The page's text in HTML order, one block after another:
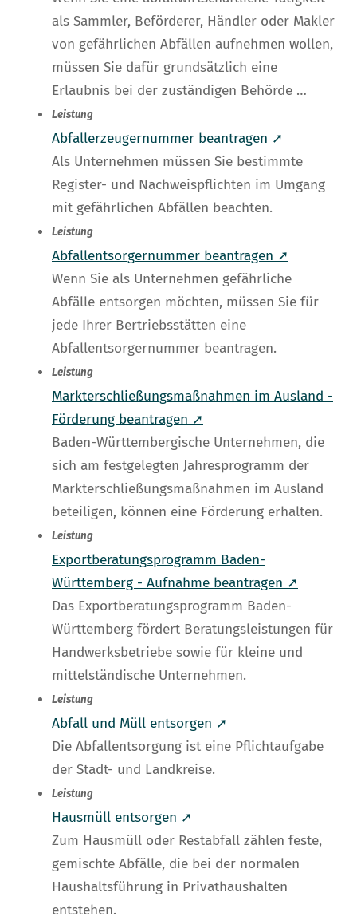
als Sammler, Beförderer, Händler oder Makler
von gefährlichen Abfällen aufnehmen wollen,
müssen Sie dafür grundsätzlich eine
Erlaubnis bei der zuständigen Behörde …
Leistung
Abfallerzeugernummer beantragen ➚
Als Unternehmen müssen Sie bestimmte
Register- und Nachweispflichten im Umgang
mit gefährlichen Abfällen beachten.
Leistung
Abfallentsorgernummer beantragen ➚
Wenn Sie als Unternehmen gefährliche
Abfälle entsorgen möchten, müssen Sie für
jede Ihrer Bertriebsstätten eine
Abfallentsorgernummer beantragen.
Leistung
Markterschließungsmaßnahmen im Ausland -
Förderung beantragen ➚
Baden-Württembergische Unternehmen, die
sich am festgelegten Jahresprogramm der
Markterschließungsmaßnahmen im Ausland
beteiligen, können eine Förderung erhalten.
Leistung
Exportberatungsprogramm Baden-
Württemberg - Aufnahme beantragen ➚
Das Exportberatungsprogramm Baden-
Württemberg fördert Beratungsleistungen für
Handwerksbetriebe sowie für kleine und
mittelständische Unternehmen.
Leistung
Abfall und Müll entsorgen ➚
Die Abfallentsorgung ist eine Pflichtaufgabe
der Stadt- und Landkreise.
Leistung
Hausmüll entsorgen ➚
Zum Hausmüll oder Restabfall zählen feste,
gemischte Abfälle, die bei der normalen
Haushaltsführung in Privathaushalten
entstehen.